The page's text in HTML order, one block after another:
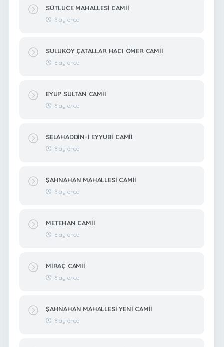
SÜTLÜCE MAHALLESİ CAMİİ
8 ay önce
SULUKÖY ÇATALLAR HACI ÖMER CAMİİ
8 ay önce
EYÜP SULTAN CAMİİ
8 ay önce
SELAHADDİN-İ EYYUBİ CAMİİ
8 ay önce
ŞAHNAHAN MAHALLESİ CAMİİ
8 ay önce
METEHAN CAMİİ
8 ay önce
MİRAÇ CAMİİ
8 ay önce
ŞAHNAHAN MAHALLESİ YENİ CAMİİ
8 ay önce